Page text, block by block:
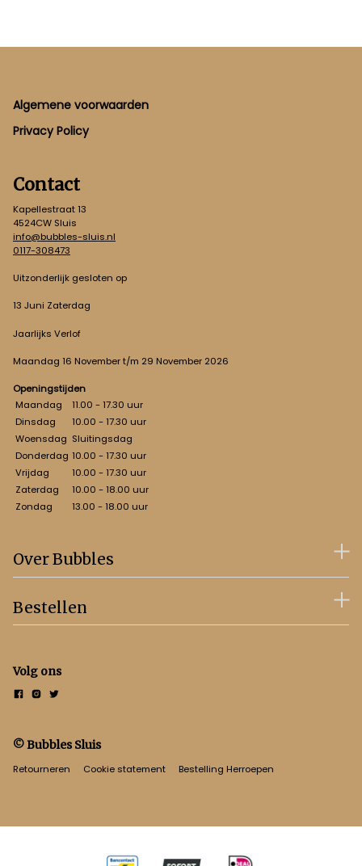
Footer
Algemene voorwaarden
Privacy Policy
Contact
Kapellestraat 13
4524CW Sluis
info@bubbles-sluis.nl
0117-308473
Uitzonderlijk gesloten op
13 Juni Zaterdag
Jaarlijks Verlof
Maandag 16 November t/m 29 November 2026
Openingstijden
Maandag
11.00 - 17.30 uur
Dinsdag
10.00 - 17.30 uur
Woensdag Sluitingsdag
Donderdag 10.00 - 17.30 uur
Vrijdag
10.00 - 17.30 uur
Zaterdag
10.00 - 18.00 uur
Zondag
13.00 - 18.00 uur
Over Bubbles
Bestellen
Volg ons
© Bubbles Sluis
Retourneren Cookie statement Bestelling Herroepen